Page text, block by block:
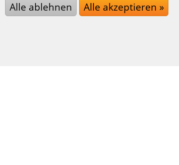
Alle ablehnen
Alle akzeptieren »